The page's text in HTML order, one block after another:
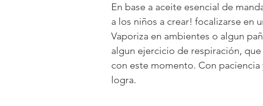
En base a aceite esencial de
a los niños a crear! focalizarse en
Vaporiza en ambientes o algun
algun ejercicio de respiración,
con este momento. Con
logra.